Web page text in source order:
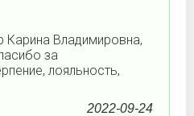
Владимировна,
за
лояльность,
2022-09-24